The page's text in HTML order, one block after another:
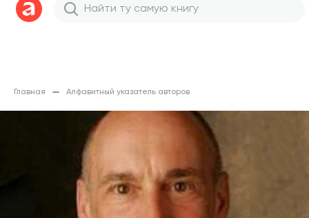
Главная Алфавитный указатель авторов